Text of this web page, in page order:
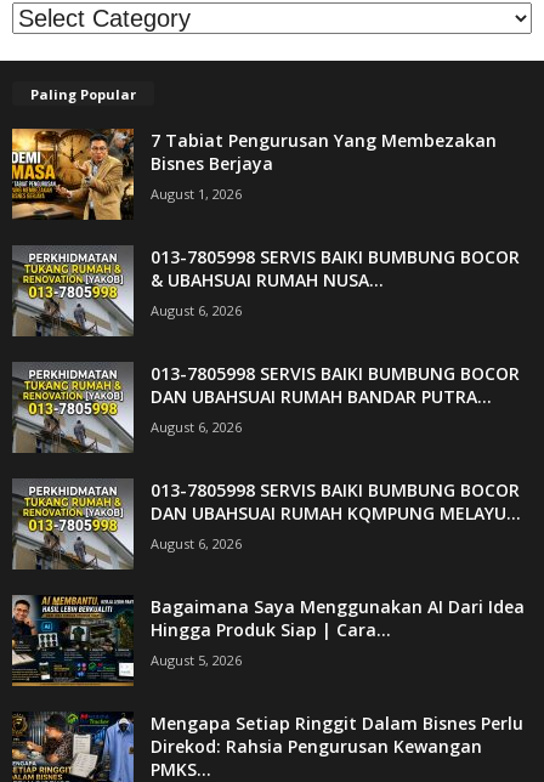
Kategori
Paling Popular
7 Tabiat Pengurusan Yang Membezakan
Bisnes Berjaya
August 1, 2026
013-7805998 SERVIS BAIKI BUMBUNG BOCOR
& UBAHSUAI RUMAH NUSA...
August 6, 2026
013-7805998 SERVIS BAIKI BUMBUNG BOCOR
DAN UBAHSUAI RUMAH BANDAR PUTRA...
August 6, 2026
013-7805998 SERVIS BAIKI BUMBUNG BOCOR
DAN UBAHSUAI RUMAH KQMPUNG MELAYU...
August 6, 2026
Bagaimana Saya Menggunakan AI Dari Idea
Hingga Produk Siap | Cara...
August 5, 2026
Mengapa Setiap Ringgit Dalam Bisnes Perlu
Direkod: Rahsia Pengurusan Kewangan
PMKS...